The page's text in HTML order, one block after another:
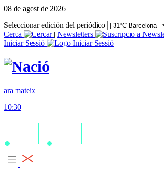
08 de agost de 2026
Seleccionar edición del periódico
Cerca
| Newsletters
Iniciar Sessió
ara mateix
10:30